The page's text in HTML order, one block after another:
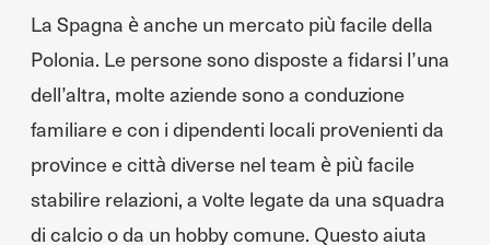
La Spagna è anche un mercato più facile della
Polonia. Le persone sono disposte a fidarsi l’una
dell’altra, molte aziende sono a conduzione
familiare e con i dipendenti locali provenienti da
province e città diverse nel team è più facile
stabilire relazioni, a volte legate da una squadra
di calcio o da un hobby comune. Questo aiuta